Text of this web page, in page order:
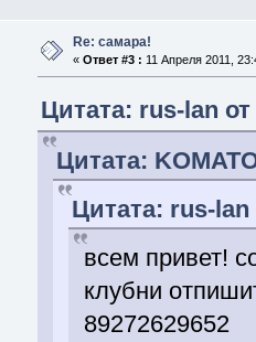
Re: самара!
«Ответ #3 : 11 Апреля 2011,
Цитата: rus-lan
Цитата:
Цитата: rus-lan
всем привет!
клубни
89272629652